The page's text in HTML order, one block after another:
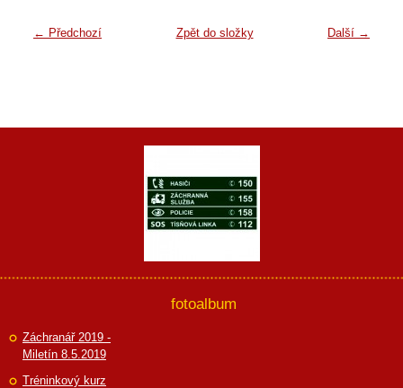
← Předchozí Další →
Zpět do složky
fotoalbum
Záchranář 2019 -
Miletín 8.5.2019
Tréninkový kurz